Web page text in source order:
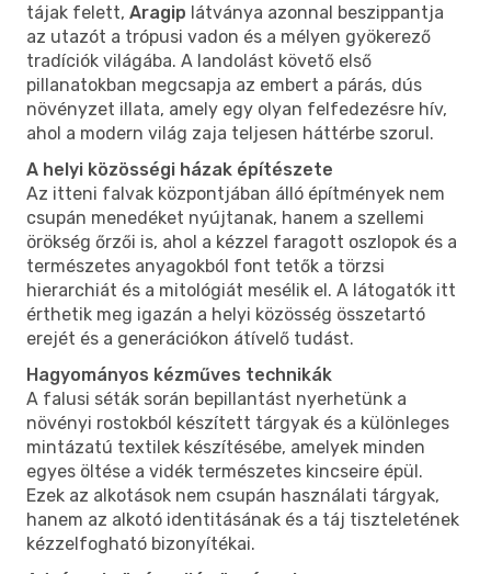
tájak felett, Aragip látványa azonnal beszippantja
az utazót a trópusi vadon és a mélyen gyökerező
tradíciók világába. A landolást követő első
pillanatokban megcsapja az embert a párás, dús
növényzet illata, amely egy olyan felfedezésre hív,
ahol a modern világ zaja teljesen háttérbe szorul.
A helyi közösségi házak építészete
Az itteni falvak központjában álló építmények nem
csupán menedéket nyújtanak, hanem a szellemi
örökség őrzői is, ahol a kézzel faragott oszlopok és a
természetes anyagokból font tetők a törzsi
hierarchiát és a mitológiát mesélik el. A látogatók itt
érthetik meg igazán a helyi közösség összetartó
erejét és a generációkon átívelő tudást.
Hagyományos kézműves technikák
A falusi séták során bepillantást nyerhetünk a
növényi rostokból készített tárgyak és a különleges
mintázatú textilek készítésébe, amelyek minden
egyes öltése a vidék természetes kincseire épül.
Ezek az alkotások nem csupán használati tárgyak,
hanem az alkotó identitásának és a táj tiszteletének
kézzelfogható bizonyítékai.